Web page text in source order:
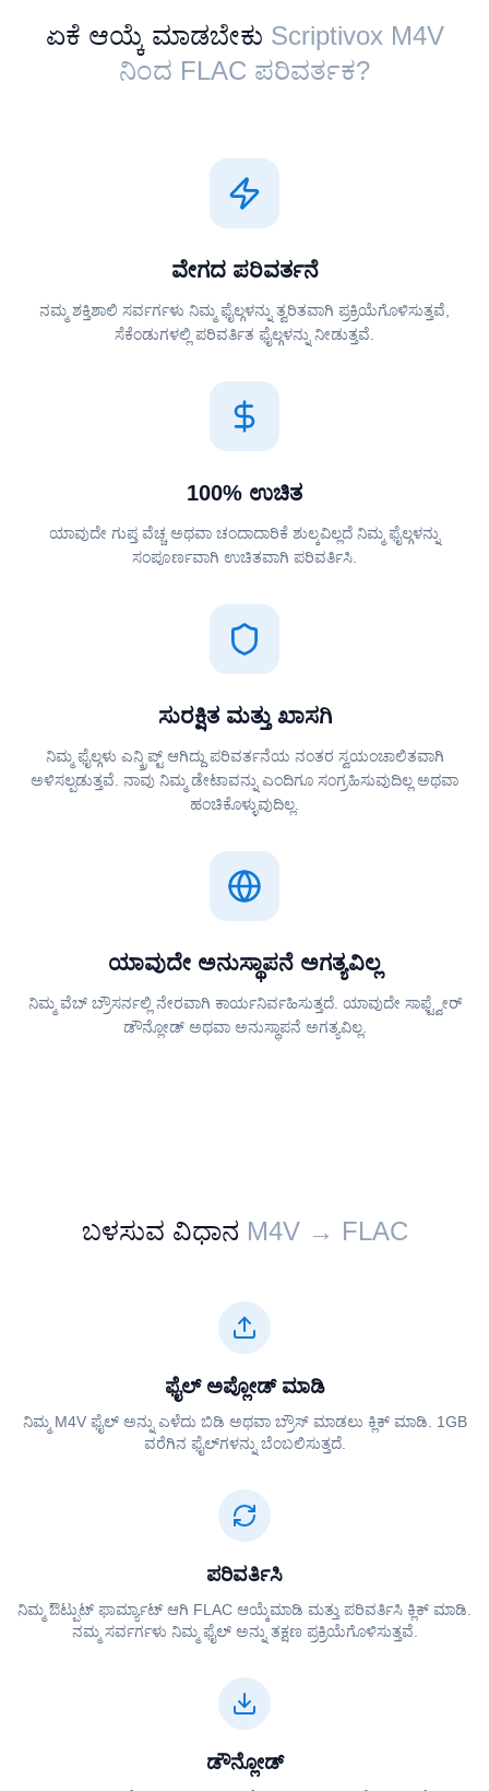
ಏಕೆ ಆಯ್ಕೆ ಮಾಡಬೇಕು Scriptivox ⁦M4V⁩
ನಿಂದ ⁦FLAC⁩ ಪರಿವರ್ತಕ?
ವೇಗದ ಪರಿವರ್ತನೆ
ನಮ್ಮ ಶಕ್ತಿಶಾಲಿ ಸರ್ವರ್ಗಳು ನಿಮ್ಮ ಫೈಲ್ಗಳನ್ನು ತ್ವರಿತವಾಗಿ ಪ್ರಕ್ರಿಯೆಗೊಳಿಸುತ್ತವೆ,
ಸೆಕೆಂಡುಗಳಲ್ಲಿ ಪರಿವರ್ತಿತ ಫೈಲ್ಗಳನ್ನು ನೀಡುತ್ತವೆ.
100% ಉಚಿತ
ಯಾವುದೇ ಗುಪ್ತ ವೆಚ್ಚ ಅಥವಾ ಚಂದಾದಾರಿಕೆ ಶುಲ್ಕವಿಲ್ಲದೆ ನಿಮ್ಮ ಫೈಲ್ಗಳನ್ನು
ಸಂಪೂರ್ಣವಾಗಿ ಉಚಿತವಾಗಿ ಪರಿವರ್ತಿಸಿ.
ಸುರಕ್ಷಿತ ಮತ್ತು ಖಾಸಗಿ
ನಿಮ್ಮ ಫೈಲ್ಗಳು ಎನ್ಕ್ರಿಪ್ಟ್ ಆಗಿದ್ದು ಪರಿವರ್ತನೆಯ ನಂತರ ಸ್ವಯಂಚಾಲಿತವಾಗಿ
ಅಳಿಸಲ್ಪಡುತ್ತವೆ. ನಾವು ನಿಮ್ಮ ಡೇಟಾವನ್ನು ಎಂದಿಗೂ ಸಂಗ್ರಹಿಸುವುದಿಲ್ಲ ಅಥವಾ
ಹಂಚಿಕೊಳ್ಳುವುದಿಲ್ಲ.
ಯಾವುದೇ ಅನುಸ್ಥಾಪನೆ ಅಗತ್ಯವಿಲ್ಲ
ನಿಮ್ಮ ವೆಬ್ ಬ್ರೌಸರ್ನಲ್ಲಿ ನೇರವಾಗಿ ಕಾರ್ಯನಿರ್ವಹಿಸುತ್ತದೆ. ಯಾವುದೇ ಸಾಫ್ಟ್ವೇರ್
ಡೌನ್ಲೋಡ್ ಅಥವಾ ಅನುಸ್ಥಾಪನೆ ಅಗತ್ಯವಿಲ್ಲ.
ಬಳಸುವ ವಿಧಾನ ⁦⁦M4V⁩⁩ → ⁦⁦FLAC⁩⁩
ಫೈಲ್ ಅಪ್ಲೋಡ್ ಮಾಡಿ
ನಿಮ್ಮ ⁦⁦M4V⁩⁩ ಫೈಲ್ ಅನ್ನು ಎಳೆದು ಬಿಡಿ ಅಥವಾ ಬ್ರೌಸ್ ಮಾಡಲು ಕ್ಲಿಕ್ ಮಾಡಿ. 1GB
ವರೆಗಿನ ಫೈಲ್‌ಗಳನ್ನು ಬೆಂಬಲಿಸುತ್ತದೆ.
ಪರಿವರ್ತಿಸಿ
ನಿಮ್ಮ ಔಟ್ಪುಟ್ ಫಾರ್ಮ್ಯಾಟ್ ಆಗಿ ⁦⁦FLAC⁩⁩ ಆಯ್ಕೆಮಾಡಿ ಮತ್ತು ಪರಿವರ್ತಿಸಿ ಕ್ಲಿಕ್ ಮಾಡಿ.
ನಮ್ಮ ಸರ್ವರ್ಗಳು ನಿಮ್ಮ ಫೈಲ್ ಅನ್ನು ತಕ್ಷಣ ಪ್ರಕ್ರಿಯೆಗೊಳಿಸುತ್ತವೆ.
ಡೌನ್ಲೋಡ್